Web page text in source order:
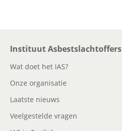
Instituut Asbestslachtoffers
Wat doet het IAS?
Onze organisatie
Laatste nieuws
Veelgestelde vragen